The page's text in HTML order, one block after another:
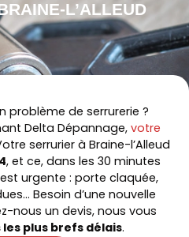
L’ALLEUD
problème de serrurerie ?
Delta Dépannage, votre
serrurier à Braine-l’Alleud
, et ce, dans les 30 minutes
urgente : porte claquée,
Besoin d’une nouvelle
nous un devis, nous vous
les plus brefs délais.